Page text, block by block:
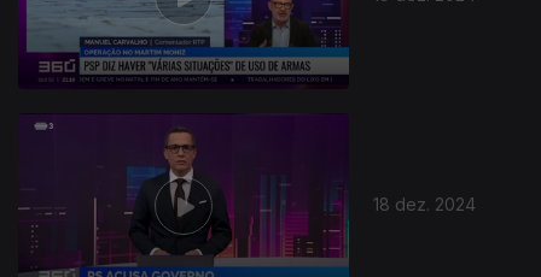
18 dez. 2024